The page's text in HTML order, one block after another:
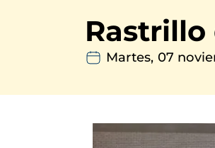
navegación
Martes, 07